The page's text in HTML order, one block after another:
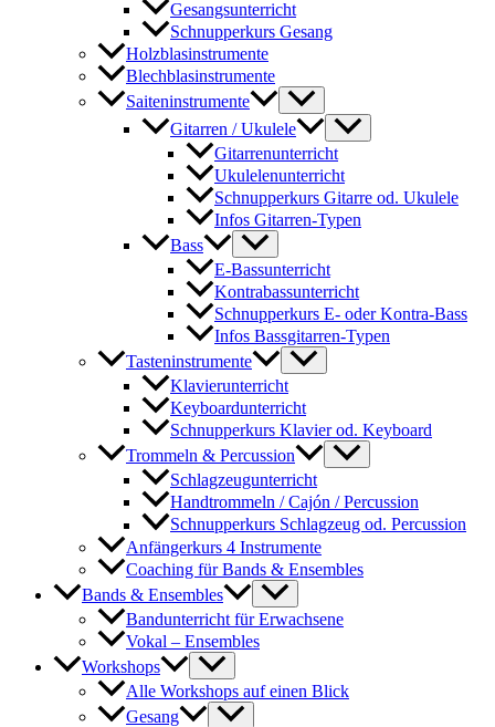
Gesangsunterricht
Schnupperkurs Gesang
Holzblasinstrumente
Blechblasinstrumente
Saiteninstrumente
Gitarren / Ukulele
Gitarrenunterricht
Ukulelenunterricht
Schnupperkurs Gitarre od. Ukulele
Infos Gitarren-Typen
Bass
E-Bassunterricht
Kontrabassunterricht
Schnupperkurs E- oder Kontra-Bass
Infos Bassgitarren-Typen
Tasteninstrumente
Klavierunterricht
Keyboardunterricht
Schnupperkurs Klavier od. Keyboard
Trommeln & Percussion
Schlagzeugunterricht
Handtrommeln / Cajón / Percussion
Schnupperkurs Schlagzeug od. Percussion
Anfängerkurs 4 Instrumente
Coaching für Bands & Ensembles
Bands & Ensembles
Bandunterricht für Erwachsene
Vokal – Ensembles
Workshops
Alle Workshops auf einen Blick
Gesang